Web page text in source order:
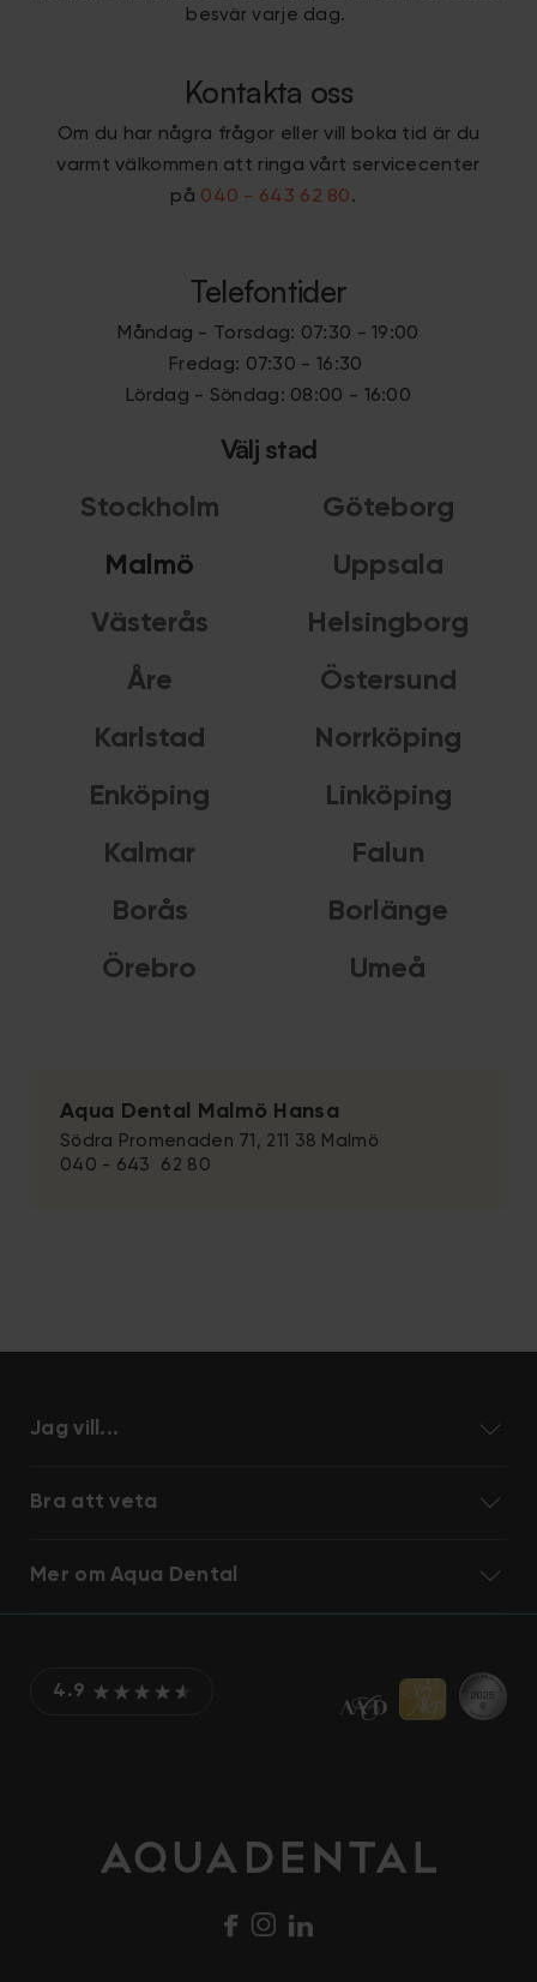
besvär varje dag.
Kontakta oss
Om du har några frågor eller vill boka tid är du
varmt välkommen att ringa vårt servicecenter
på 040 - 643 62 80.
Telefontider
Måndag - Torsdag: 07:30 - 19:00
Fredag: 07:30 - 16:30
Lördag - Söndag: 08:00 - 16:00
Välj stad
Stockholm
Göteborg
Malmö
Uppsala
Västerås
Helsingborg
Åre
Östersund
Karlstad
Norrköping
Enköping
Linköping
Kalmar
Falun
Borås
Borlänge
Örebro
Umeå
Aqua Dental Malmö Hansa
Södra Promenaden 71, 211 38 Malmö
040 - 643 62 80
Jag vill...
Bra att veta
Mer om Aqua Dental
4.9